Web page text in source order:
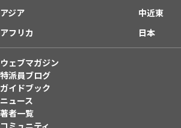
アジア
中近東
アフリカ
日本
ウェブマガジン
特派員ブログ
ガイドブック
ニュース
著者一覧
コミュニティ